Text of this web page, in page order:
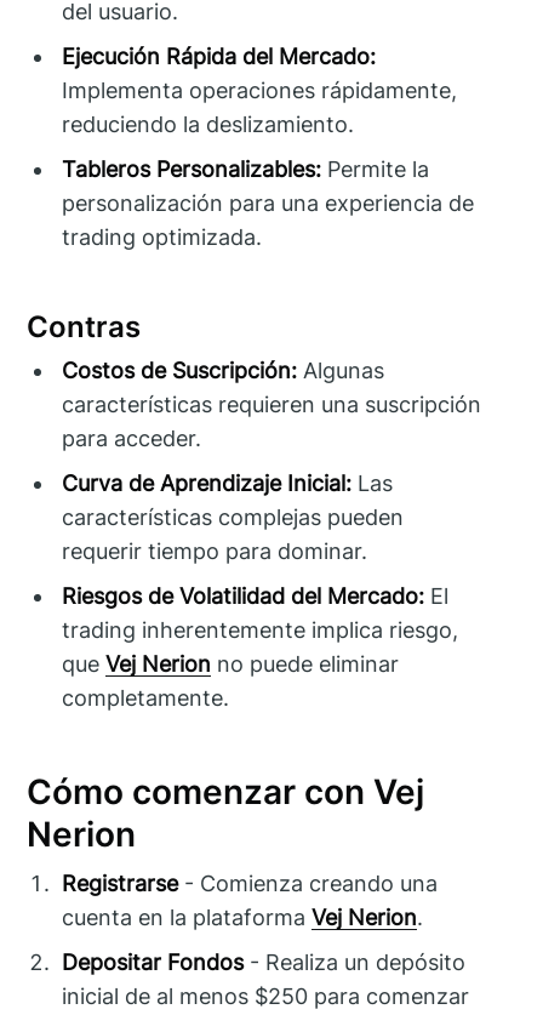
del usuario.
Ejecución Rápida del Mercado:
Implementa operaciones rápidamente,
reduciendo la deslizamiento.
Tableros Personalizables: Permite la
personalización para una experiencia de
trading optimizada.
Contras
Costos de Suscripción: Algunas
características requieren una suscripción
para acceder.
Curva de Aprendizaje Inicial: Las
características complejas pueden
requerir tiempo para dominar.
Riesgos de Volatilidad del Mercado: El
trading inherentemente implica riesgo,
queVej Nerion no puede eliminar
completamente.
Cómo comenzar con Vej
Nerion
Registrarse- Comienza creando una
cuenta en la plataformaVej Nerion.
Depositar Fondos- Realiza un depósito
inicial de al menos $250 para comenzar